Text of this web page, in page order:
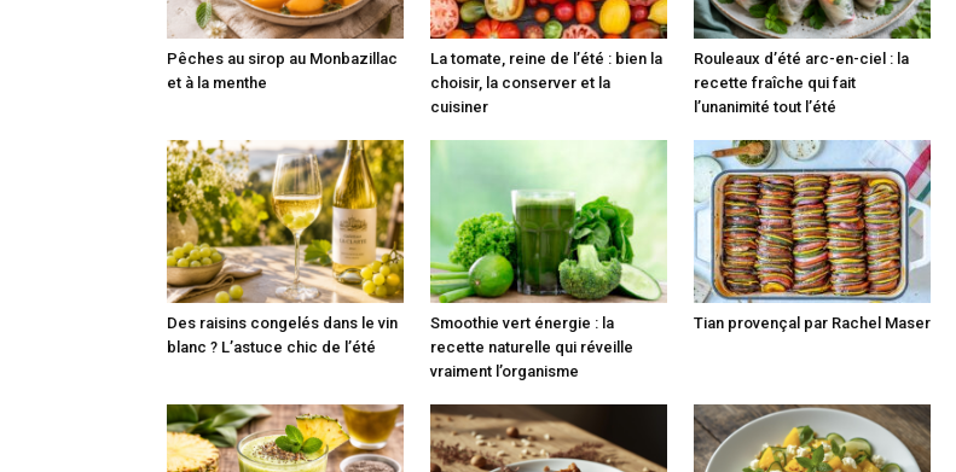
Pêches au sirop au Monbazillac
et à la menthe
La tomate, reine de l’été : bien la
choisir, la conserver et la
cuisiner
Rouleaux d’été arc-en-ciel : la
recette fraîche qui fait
l’unanimité tout l’été
Des raisins congelés dans le vin
blanc ? L’astuce chic de l’été
Smoothie vert énergie : la
recette naturelle qui réveille
vraiment l’organisme
Tian provençal par Rachel Maser